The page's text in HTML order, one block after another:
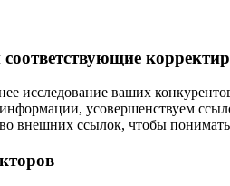
исследование ваших
усовершенствуем
внешних ссылок, чтобы